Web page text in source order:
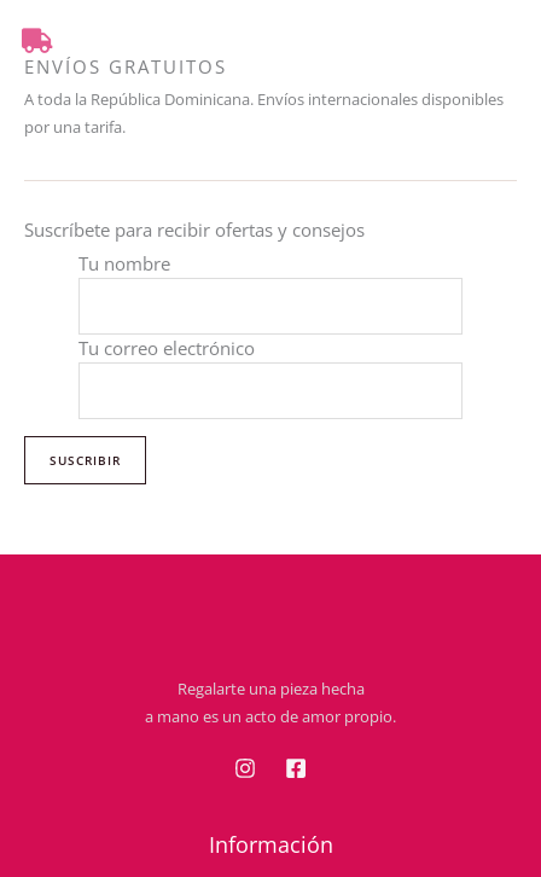
ENVÍOS GRATUITOS
A toda la República Dominicana. Envíos internacionales disponibles
por una tarifa.
Suscríbete para recibir ofertas y consejos
Tu nombre
Tu correo electrónico
Regalarte una pieza hecha
a mano es un acto de amor propio.
Información